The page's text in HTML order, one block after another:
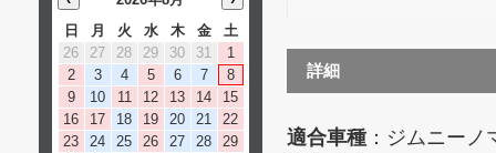
日
月 火 水 木 金
土
26
27 28 29 30 31
1
2
3 4 5 6 7
8
9
10 11 12 13 14
15
16
17 18 19 20 21
22
23
24 25 26 27 28
29
詳細
適合車種 ：ジムニー